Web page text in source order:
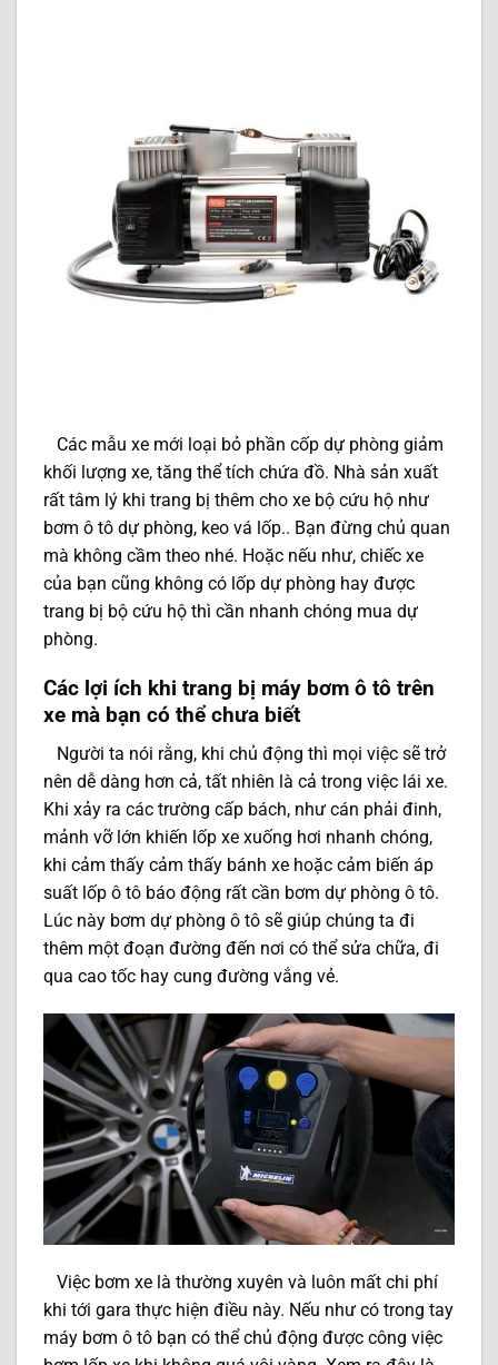
Các mẫu xe mới loại bỏ phần cốp dự phòng giảm
khối lượng xe, tăng thể tích chứa đồ. Nhà sản xuất
rất tâm lý khi trang bị thêm cho xe bộ cứu hộ như
bơm ô tô dự phòng, keo vá lốp.. Bạn đừng chủ quan
mà không cầm theo nhé. Hoặc nếu như, chiếc xe
của bạn cũng không có lốp dự phòng hay được
trang bị bộ cứu hộ thì cần nhanh chóng mua dự
phòng.
Các lợi ích khi trang bị máy bơm ô tô trên
xe mà bạn có thể chưa biết
Người ta nói rằng, khi chủ động thì mọi việc sẽ trở
nên dễ dàng hơn cả, tất nhiên là cả trong việc lái xe.
Khi xảy ra các trường cấp bách, như cán phải đinh,
mảnh vỡ lớn khiến lốp xe xuống hơi nhanh chóng,
khi cảm thấy cảm thấy bánh xe hoặc cảm biến áp
suất lốp ô tô báo động rất cần bơm dự phòng ô tô.
Lúc này bơm dự phòng ô tô sẽ giúp chúng ta đi
thêm một đoạn đường đến nơi có thể sửa chữa, đi
qua cao tốc hay cung đường vắng vẻ.
Việc bơm xe là thường xuyên và luôn mất chi phí
khi tới gara thực hiện điều này. Nếu như có trong tay
máy bơm ô tô bạn có thể chủ động được công việc